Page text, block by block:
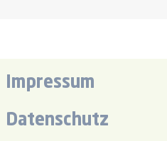
Impressum
Datenschutz